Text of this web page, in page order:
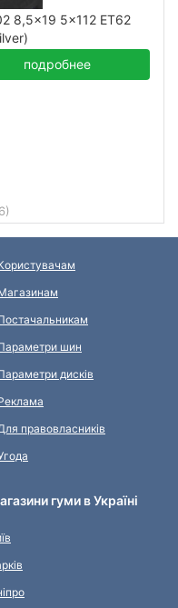
8,5x19 5x112 ET62
подробнее
шин
дисків
правовласників
гуми в Україні